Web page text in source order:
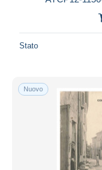
Stato
Nuovo